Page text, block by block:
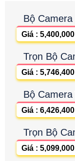
Bộ
Giá :
Trọn Bộ
Giá :
Bộ
Giá :
Trọn Bộ
Giá :